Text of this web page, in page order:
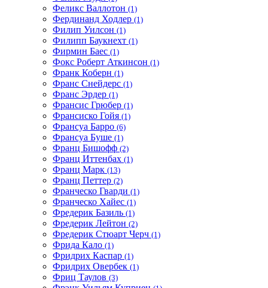
Феликс Валлотон (1)
Фердинанд Ходлер (1)
Филип Уилсон (1)
Филипп Баукнехт (1)
Фирмин Баес (1)
Фокс Роберт Аткинсон (1)
Франк Коберн (1)
Франс Снейдерс (1)
Франс Эрдер (1)
Франсис Грюбер (1)
Франсиско Гойя (1)
Франсуа Барро (6)
Франсуа Буше (1)
Франц Бишофф (2)
Франц Иттенбах (1)
Франц Марк (13)
Франц Петтер (2)
Франческо Гварди (1)
Франческо Хайес (1)
Фредерик Базиль (1)
Фредерик Лейтон (2)
Фредерик Стюарт Черч (1)
Фрида Кало (1)
Фридрих Каспар (1)
Фридрих Овербек (1)
Фриц Таулов (3)